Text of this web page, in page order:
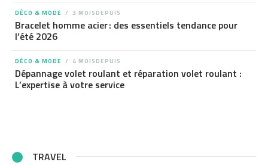
DÉCO & MODE 3 MOISDEPUIS
Bracelet homme acier : des essentiels tendance pour
l’été 2026
DÉCO & MODE 4 MOISDEPUIS
Dépannage volet roulant et réparation volet roulant :
L’expertise à votre service
TRAVEL